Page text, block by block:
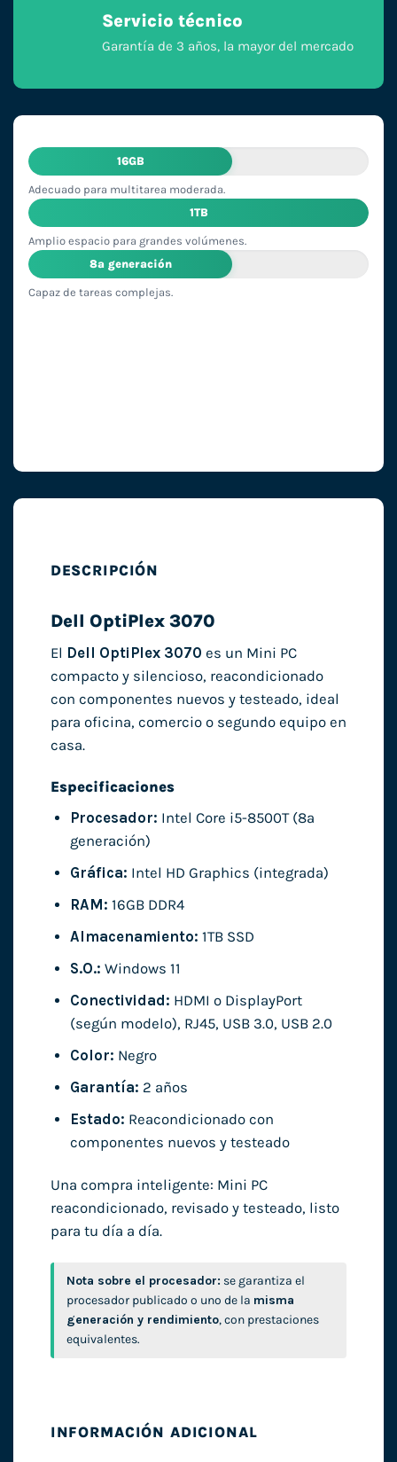
Servicio técnico
Garantía de 3 años, la mayor del mercado
16GB
Adecuado para multitarea moderada.
1TB
Amplio espacio para grandes volúmenes.
8ª generación
Capaz de tareas complejas.
DESCRIPCIÓN
Dell OptiPlex 3070
El Dell OptiPlex 3070 es un Mini PC
compacto y silencioso, reacondicionado
con componentes nuevos y testeado, ideal
para oficina, comercio o segundo equipo en
casa.
Especificaciones
Procesador: Intel Core i5-8500T (8ª
generación)
Gráfica: Intel HD Graphics (integrada)
RAM: 16GB DDR4
Almacenamiento: 1TB SSD
S.O.: Windows 11
Conectividad: HDMI o DisplayPort
(según modelo), RJ45, USB 3.0, USB 2.0
Color: Negro
Garantía: 2 años
Estado: Reacondicionado con
componentes nuevos y testeado
Una compra inteligente: Mini PC
reacondicionado, revisado y testeado, listo
para tu día a día.
Nota sobre el procesador: se garantiza el
procesador publicado o uno de la misma
generación y rendimiento, con prestaciones
equivalentes.
INFORMACIÓN ADICIONAL